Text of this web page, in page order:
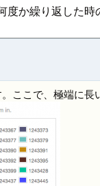
か繰り返した時
ここで、極端に